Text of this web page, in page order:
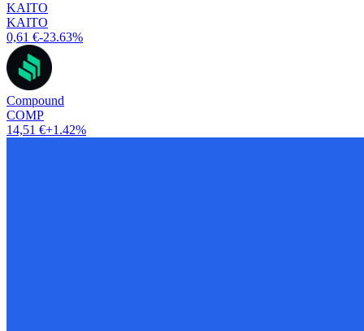
KAITO
KAITO
0,61 €-23.63%
Compound
COMP
14,51 €+1.42%